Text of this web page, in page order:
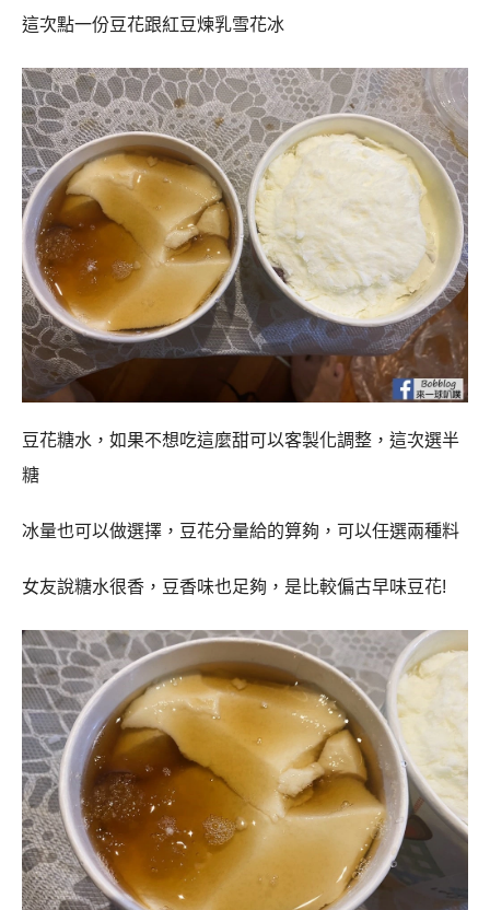
這次點一份豆花跟紅豆煉乳雪花冰
豆花糖水，如果不想吃這麼甜可以客製化調整，這次選半
糖
冰量也可以做選擇，豆花分量給的算夠，可以任選兩種料
女友說糖水很香，豆香味也足夠，是比較偏古早味豆花!